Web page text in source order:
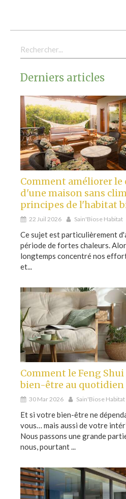
Rechercher
Derniers articles
Comment améliorer le
d'une maison sans
principes de l'habitat
22 Juil 2026 Sain'Biose Habitat
Ce sujet est particulièrement
période de fortes chaleurs.
longtemps concentré nos
et...
Comment le Feng
bien-être au quotidien
30 Mar 2026 Sain'Biose Habitat
Et si votre bien-être ne
vous… mais aussi de votre
Nous passons une grande
nous, pourtant ...